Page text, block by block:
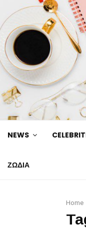
NEWS
ΖΩΔΙΑ
Home